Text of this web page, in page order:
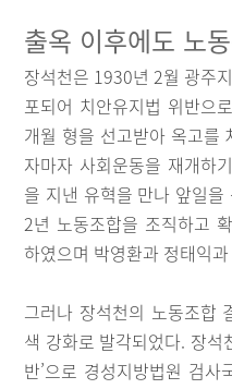
출옥 이후에도 노
장석천은 1930년 2월 광주
포되어 치안유지법 위반으
개월 형을 선고받아 옥고를
자마자 사회운동을 재개하
을 지낸 유혁을 만나 앞일
2년 노동조합을 조직하고
하였으며 박영환과 정태익
그러나 장석천의 노동조합
색 강화로 발각되었다. 장석
반’으로 경성지방법원 검